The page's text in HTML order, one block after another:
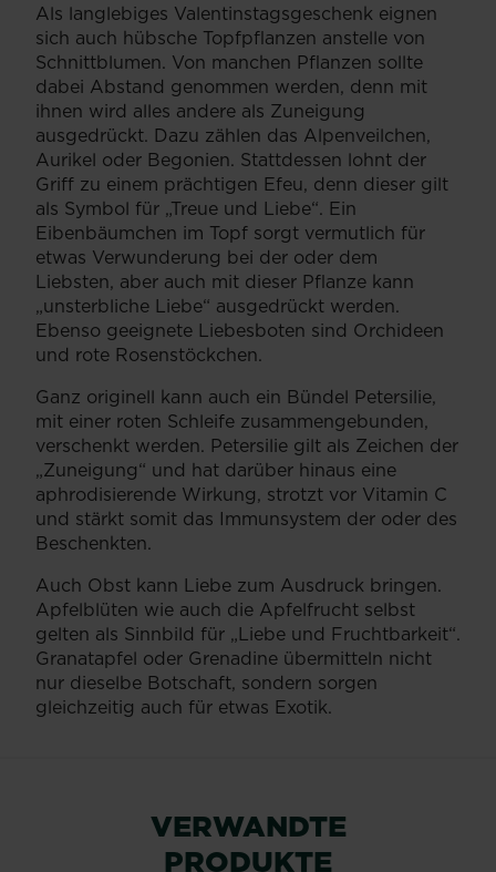
Als langlebiges Valentinstagsgeschenk eignen
sich auch hübsche Topfpflanzen anstelle von
Schnittblumen. Von manchen Pflanzen sollte
dabei Abstand genommen werden, denn mit
ihnen wird alles andere als Zuneigung
ausgedrückt. Dazu zählen das Alpenveilchen,
Aurikel oder Begonien. Stattdessen lohnt der
Griff zu einem prächtigen Efeu, denn dieser gilt
als Symbol für „Treue und Liebe“. Ein
Eibenbäumchen im Topf sorgt vermutlich für
etwas Verwunderung bei der oder dem
Liebsten, aber auch mit dieser Pflanze kann
„unsterbliche Liebe“ ausgedrückt werden.
Ebenso geeignete Liebesboten sind Orchideen
und rote Rosenstöckchen.
Ganz originell kann auch ein Bündel Petersilie,
mit einer roten Schleife zusammengebunden,
verschenkt werden. Petersilie gilt als Zeichen der
„Zuneigung“ und hat darüber hinaus eine
aphrodisierende Wirkung, strotzt vor Vitamin C
und stärkt somit das Immunsystem der oder des
Beschenkten.
Auch Obst kann Liebe zum Ausdruck bringen.
Apfelblüten wie auch die Apfelfrucht selbst
gelten als Sinnbild für „Liebe und Fruchtbarkeit“.
Granatapfel oder Grenadine übermitteln nicht
nur dieselbe Botschaft, sondern sorgen
gleichzeitig auch für etwas Exotik.
VERWANDTE
PRODUKTE